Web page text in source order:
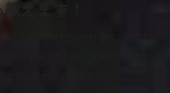
えます！
ランチュウ&土佐錦etc! 金魚の飼育方法
希少動画も大公開！ 水槽選びや餌選び
て方次第では..究極進化！！